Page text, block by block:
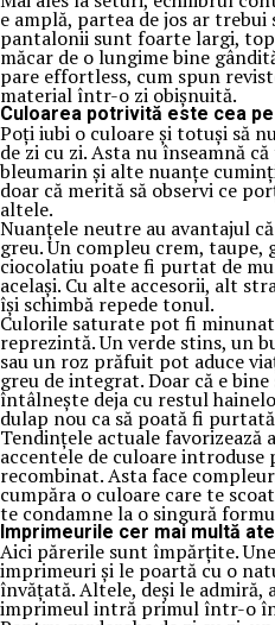
e amplă, partea de jos ar trebui
pantalonii sunt foarte largi,
măcar de o lungime bine
pare effortless, cum spun
material într-o zi obișnuită.
Culoarea potrivită este cea
Poți iubi o culoare și totuși să
de zi cu zi. Asta nu înseamnă
bleumarin și alte nuanțe
doar că merită să observi ce
altele.
Nuanțele neutre au avantajul
greu. Un compleu crem,
ciocolatiu poate fi purtat de
același. Cu alte accesorii, alt
își schimbă repede tonul.
Culorile saturate pot fi
reprezintă. Un verde stins, un
sau un roz prăfuit pot aduce
greu de integrat. Doar că e
întâlnește deja cu restul
dulap nou ca să poată fi
Tendințele actuale favorizează
accentele de culoare
recombinat. Asta face
cumpăra o culoare care te
te condamne la o singură
Imprimeurile cer mai multă
Aici părerile sunt împărțite.
imprimeuri și le poartă cu o
învățată. Altele, deși le admiră,
imprimeul intră primul într-o